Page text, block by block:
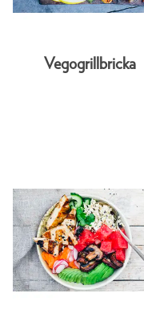
Vegogrillbricka